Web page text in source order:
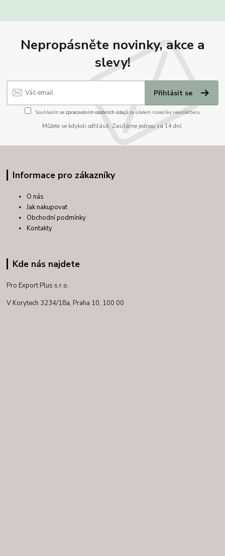
Nepropásněte novinky, akce a
slevy!
Přihlásit se
Souhlasím se zpracováním osobních údajůza účelem rozesílky newsletteru.
Můžete se kdykoli odhlásit. Zasíláme jednou za 14 dní.
Informace pro zákazníky
O nás
Jak nakupovat
Obchodní podmínky
Kontakty
Kde nás najdete
Pro Export Plus s.r.o.
V Korytech 3234/18a, Praha 10, 100 00